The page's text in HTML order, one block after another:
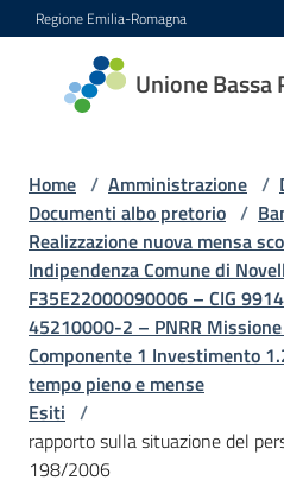
Vai al contenuto
Vai alla navigazione
Vai al footer
Regione Emilia-Romagna
Unione Bassa
Unione
Bassa
Amministrazione
Menu selezionato
Novità
Servizi
Vivere
l'Unione
Home / Amministrazione /
Documenti albo pretorio /
Realizzazione nuova mensa
Indipendenza Comune di
F35E22000090006 – CIG
45210000-2 – PNRR
Componente 1 Investimento
tempo pieno e mense
Esiti /
rapporto sulla situazione del
198/2006